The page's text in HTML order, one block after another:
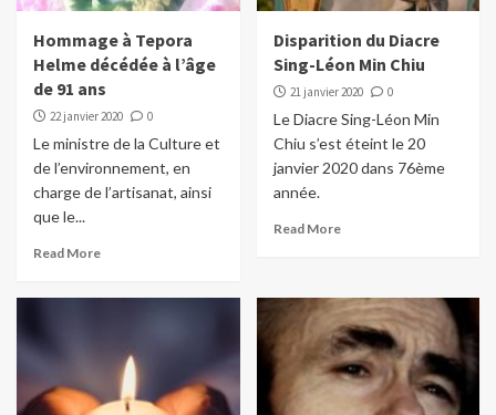
Hommage à Tepora
Helme décédée à l’âge
de 91 ans
22 janvier 2020 0
Le ministre de la Culture et
de l’environnement, en
charge de l’artisanat, ainsi
que le...
Read More
Disparition du Diacre
Sing-Léon Min Chiu
21 janvier 2020 0
Le Diacre Sing-Léon Min
Chiu s’est éteint le 20
janvier 2020 dans 76ème
année.
Read More